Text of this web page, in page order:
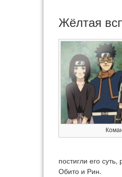
Жёлтая
постигли его
Обито и Рин.